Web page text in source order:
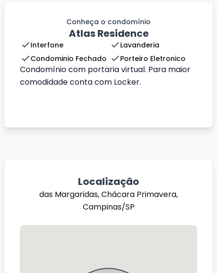
Conheça o condomínio
Atlas Residence
Interfone
Lavanderia
Condominio Fechado
Porteiro Eletronico
Condomínio com portaria virtual. Para maior
comodidade conta com Locker.
Localização
das Margaridas, Chácara Primavera,
Campinas/SP